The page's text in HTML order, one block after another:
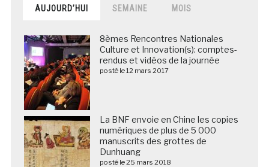
AUJOURD’HUI SEMAINE MOIS
8èmes Rencontres Nationales
Culture et Innovation(s): comptes-
rendus et vidéos de la journée
posté le 12 mars 2017
La BNF envoie en Chine les copies
numériques de plus de 5 000
manuscrits des grottes de
Dunhuang
posté le 25 mars 2018